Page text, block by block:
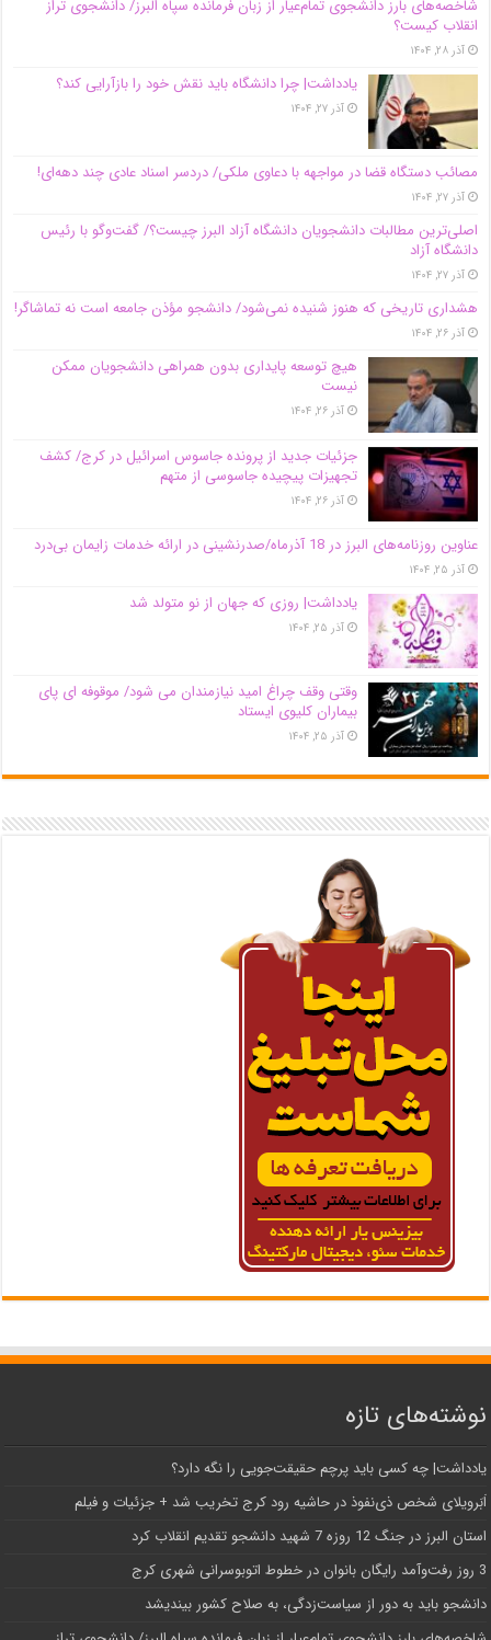
شاخصه‌های بارز دانشجوی تمام‌عیار از زبان فرمانده سپاه البرز/ دانشجوی تراز
انقلاب کیست؟
آذر ۲۸, ۱۴۰۴
یادداشت| چرا دانشگاه باید نقش خود را بازآرایی کند؟
آذر ۲۷, ۱۴۰۴
مصائب دستگاه قضا در مواجهه با دعاوی ملکی/ دردسر اسناد عادی چند‌ دهه‌ای!
آذر ۲۷, ۱۴۰۴
اصلی‌ترین مطالبات دانشجویان دانشگاه آزاد البرز چیست؟/ گفت‌وگو با رئیس
دانشگاه آز‌اد
آذر ۲۷, ۱۴۰۴
هشداری تاریخی که هنوز شنیده نمی‌شود/ دانشجو مؤذن جامعه است نه تماشاگر!
آذر ۲۶, ۱۴۰۴
هیچ توسعه پایداری بدون همراهی دانشجویان ممکن
نیست
آذر ۲۶, ۱۴۰۴
جزئیات جدید از پرونده جاسوس اسرائیل در کرج/‌ کشف
تجهیزات پیچیده جاسوسی از متهم
آذر ۲۶, ۱۴۰۴
عناوین روزنامه‌های البرز در ‌18 آذرماه/صدرنشینی در ارائه خدمات زایمان بی‌درد
آذر ۲۵, ۱۴۰۴
یادداشت| روزی که جهان از نو متولد شد
آذر ۲۵, ۱۴۰۴
وقتی وقف چراغ امید نیازمندان می شود/ موقوفه ای پای
بیماران کلیوی ایستاد
آذر ۲۵, ۱۴۰۴
نوشته‌های تازه
یادداشت| ‌چه کسی باید پرچم حقیقت‌جویی را نگه دارد؟
اَبَر‌ویلای شخص ذی‌نفوذ در حاشیه‌ رود کرج تخریب شد + جزئیات و فیلم
استان البرز در جنگ 12 روزه 7 شهید دانشجو تقدیم انقلاب کرد
3 روز رفت‌وآمد رایگان بانوان در خطوط اتوبوسرانی شهری کرج
دانشجو باید به دور از سیاست‌زدگی، به صلاح کشور بیندیشد